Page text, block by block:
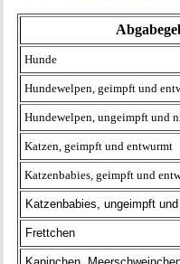
Hunde
Hundewelpen, geimpft und
Hundewelpen, ungeimpft und
Katzen, geimpft und entwurmt
Katzenbabies, geimpft und
Katzenbabies, ungeimpft
Frettchen